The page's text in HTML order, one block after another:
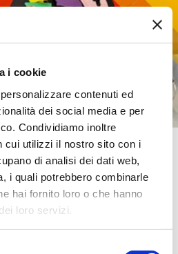
i cookie
contenuti ed
dei social media e per
Condividiamo inoltre
cui utilizzi il nostro sito con i
di analisi dei dati web,
i quali potrebbero combinarle
hai fornito loro o che hanno
loro servizi.
in cartoncino cercando di